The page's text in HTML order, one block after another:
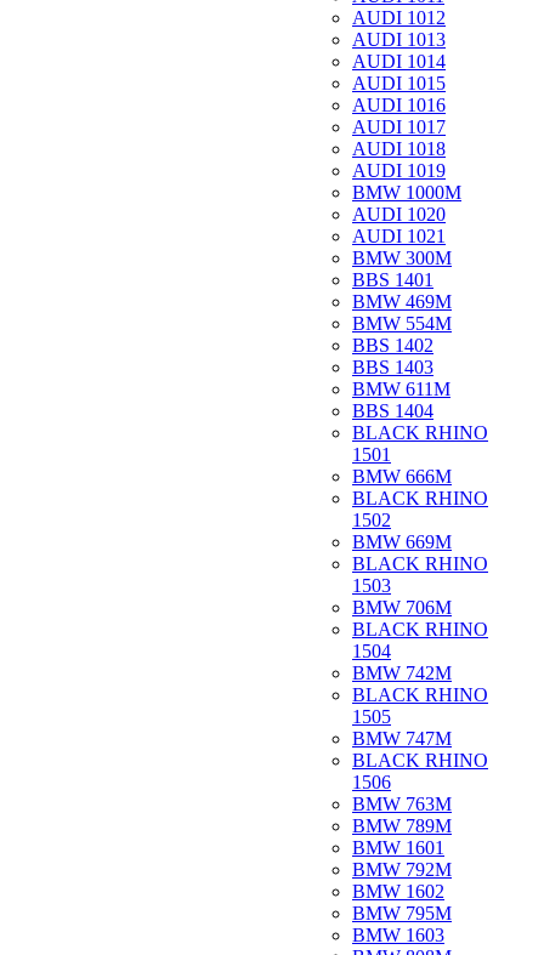
AUDI 1012
AUDI 1013
AUDI 1014
AUDI 1015
AUDI 1016
AUDI 1017
AUDI 1018
AUDI 1019
BMW 1000M
AUDI 1020
AUDI 1021
BMW 300M
BBS 1401
BMW 469M
BMW 554M
BBS 1402
BBS 1403
BMW 611M
BBS 1404
BLACK RHINO
1501
BMW 666M
BLACK RHINO
1502
BMW 669M
BLACK RHINO
1503
BMW 706M
BLACK RHINO
1504
BMW 742M
BLACK RHINO
1505
BMW 747M
BLACK RHINO
1506
BMW 763M
BMW 789M
BMW 1601
BMW 792M
BMW 1602
BMW 795M
BMW 1603